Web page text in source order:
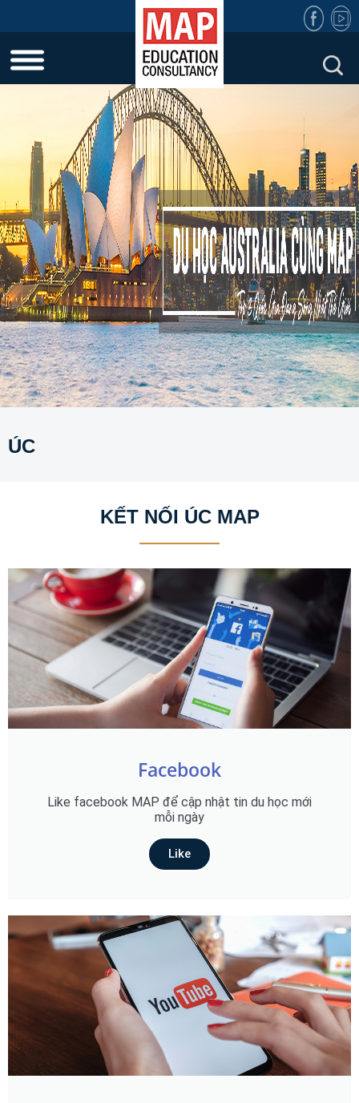
ÚC
KẾT NỐI ÚC MAP
Facebook
Like facebook MAP để cập nhật tin du học mới
mỗi ngày
Like